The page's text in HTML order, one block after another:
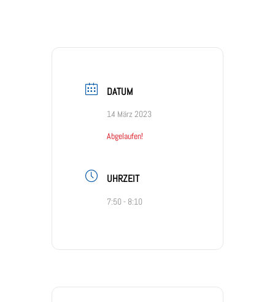
DATUM
14 März 2023
Abgelaufen!
UHRZEIT
7:50 - 8:10